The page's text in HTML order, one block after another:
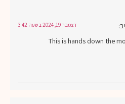
דצמבר 19, 2024 בשעה 3:42
This is hands down the